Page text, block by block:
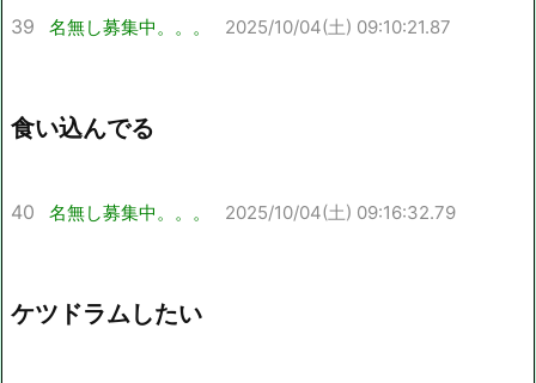
39 名無し募集中。。。 2025/10/04(土) 09:10:21.87
食い込んでる
40 名無し募集中。。。 2025/10/04(土) 09:16:32.79
ケツドラムしたい